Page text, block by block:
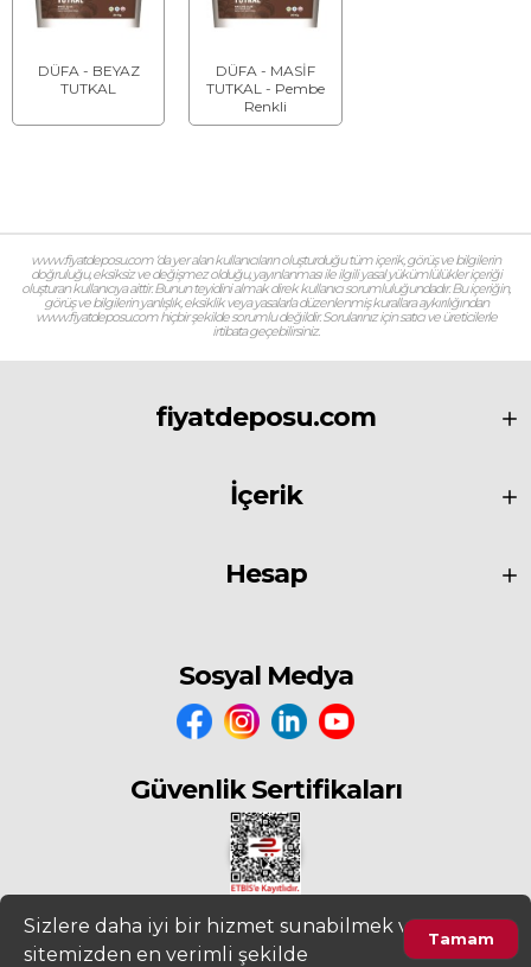
DÜFA - BEYAZ
TUTKAL
DÜFA - MASİF
TUTKAL - Pembe
Renkli
www.fiyatdeposu.com ‘da yer alan kullanıcıların oluşturduğu tüm içerik, görüş ve bilgilerin
doğruluğu, eksiksiz ve değişmez olduğu, yayınlanması ile ilgili yasal yükümlülükler içeriği
oluşturan kullanıcıya aittir. Bunun teyidini almak direk kullanıcı sorumluluğundadır. Bu içeriğin,
görüş ve bilgilerin yanlışlık, eksiklik veya yasalarla düzenlenmiş kurallara aykırılığından
www.fiyatdeposu.com hiçbir şekilde sorumlu değildir. Sorularınız için satıcı ve üreticilerle
irtibata geçebilirsiniz.
fiyatdeposu.com
İçerik
Hesap
Sosyal Medya
Güvenlik Sertifikaları
Tamam
Sizlere daha iyi bir hizmet sunabilmek ve
sitemizden en verimli şekilde